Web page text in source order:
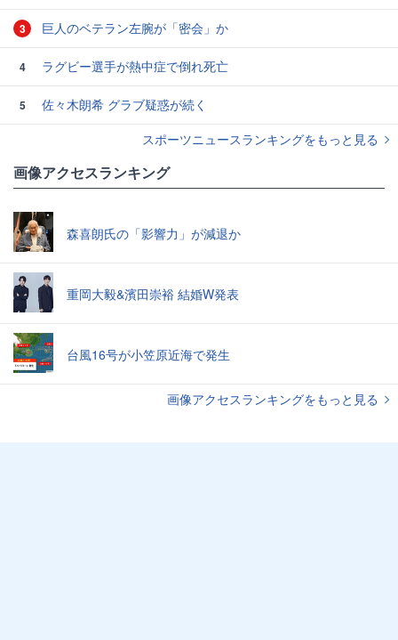
3 巨人のベテラン左腕が「密会」か
4 ラグビー選手が熱中症で倒れ死亡
5
佐々木朗希 グラブ疑惑が続く
スポーツニュースランキングをもっと見る
画像アクセスランキング
森喜朗氏の「影響力」が減退か
重岡大毅&濱田崇裕 結婚W発表
台風16号が小笠原近海で発生
画像アクセスランキングをもっと見る